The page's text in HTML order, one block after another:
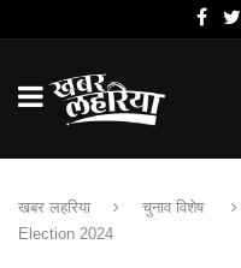
खबर लहरिया चुनाव विशेष
Election 2024